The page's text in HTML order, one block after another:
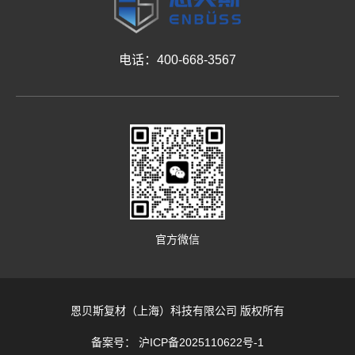
电话：400-668-3567
官方微信
恩贝斯复材（上海）科技有限公司 版权所有
备案号： 沪ICP备2025110622号-1